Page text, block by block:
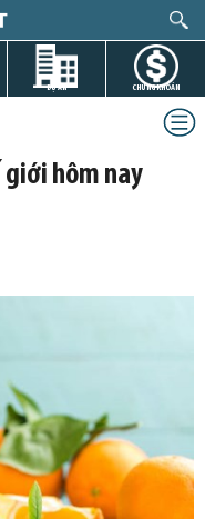
DỰ ÁN CHỨNG KHOÁN
giới hôm nay